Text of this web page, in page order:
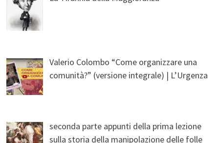
Valerio Colombo “Come organizzare una
comunità?” (versione integrale) | L’Urgenza
seconda parte appunti della prima lezione
sulla storia della manipolazione delle folle